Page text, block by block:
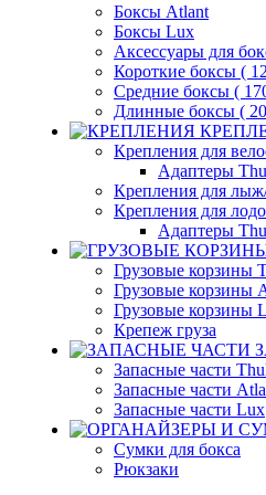
Боксы Atlant
Боксы Lux
Аксессуары для
Короткие боксы (
Средние боксы (
Длинные боксы (
Крепления для
Адаптеры
Крепления для
Крепления для
Адаптеры
Грузовые корзины
Грузовые корзины
Грузовые корзины
Крепеж груза
Запасные части
Запасные части
Запасные части Lux
Сумки для бокса
Рюкзаки